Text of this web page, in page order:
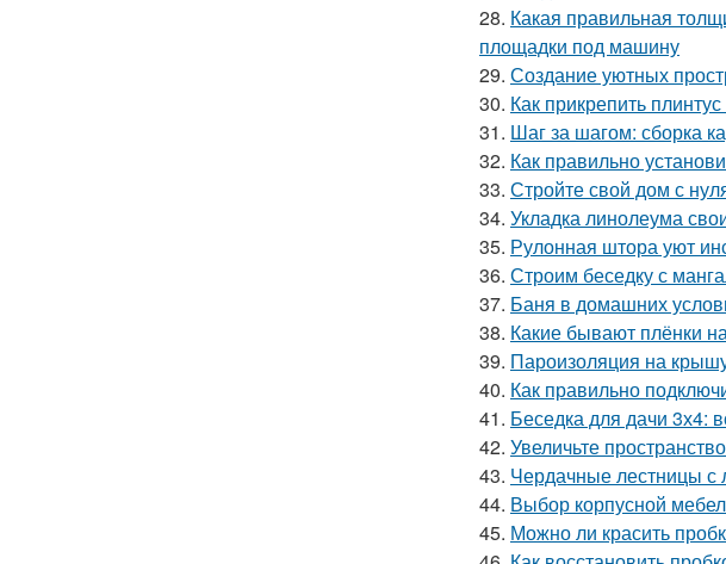
28. Какая правильная
площадки под машину
29. Создание уютных
30. Как прикрепить
31. Шаг за шагом: сборка
32. Как правильно
33. Стройте свой дом с
34. Укладка линолеума
35. Рулонная штора уют
36. Строим беседку с
37. Баня в домашних
38. Какие бывают плёнки
39. Пароизоляция на
40. Как правильно
41. Беседка для дачи 3х4:
42. Увеличьте
43. Чердачные лестницы с
44. Выбор корпусной
45. Можно ли красить